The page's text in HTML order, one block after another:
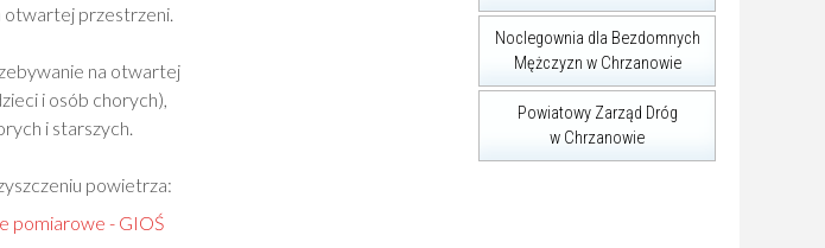
otwartej przestrzeni.
na otwartej
i osób chorych),
i starszych.
powietrza:
pomiarowe - GIOŚ
Noclegownia dla Bezdomnych
Mężczyzn w Chrzanowie
Powiatowy Zarząd Dróg
w Chrzanowie